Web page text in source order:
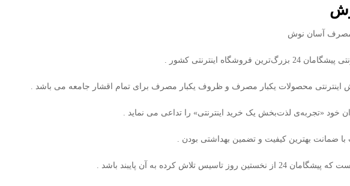
آسان نوش
فروشگاه اینترنتی کشور .
اینترنتی محصولات یکبار مصرف و ظروف یکبار مصرف برای تمام اقشار جامعه می باشد .
خود «تجربه‌ی لذت‌بخش یک خرید اینترنتی» را تداعی می‌ نماید .
ضمانت بهترین کیفیت و تضمین بهداشتی بودن .
روز تاسیس تلاش کرده به آن پایبند باشد .